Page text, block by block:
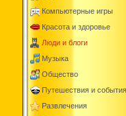
Компьютерные игры
Красота и здоровье
Люди и блоги
Музыка
Общество
Путешествия и события
Развлечения